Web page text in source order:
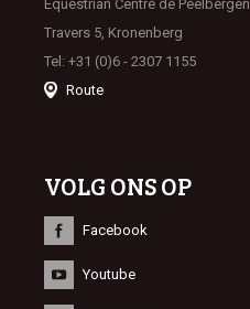
Equestrian Centre de Peelbergen
Travers 5, Kronenberg
Tel: +31 (0)6 - 2307 1155
Route
VOLG ONS OP
Facebook
Youtube